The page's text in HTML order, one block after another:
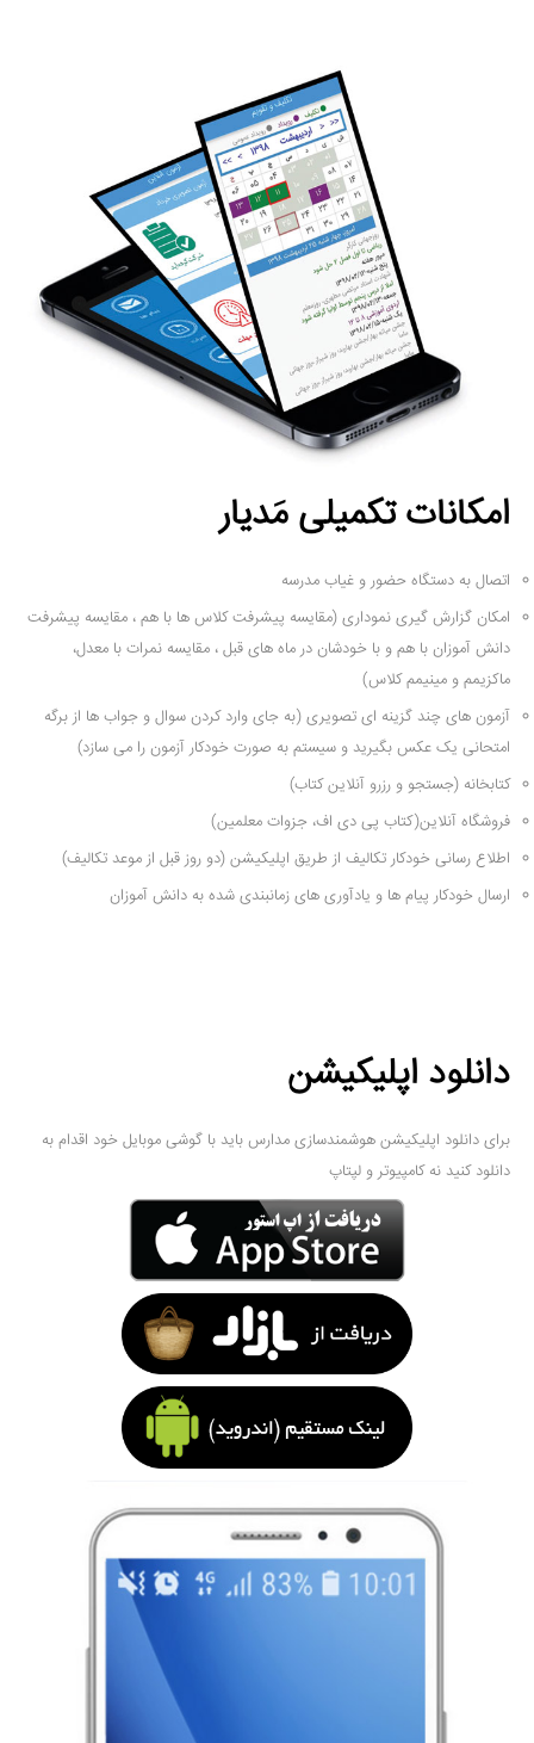
امکانات تکمیلی مَدیار
اتصال به دستگاه حضور و غیاب مدرسه
امکان گزارش گیری نموداری (مقایسه پیشرفت کلاس ها با هم ، مقایسه پیشرفت
دانش آموزان با هم و با خودشان در ماه های قبل ، مقایسه نمرات با معدل،
ماکزیمم و مینیمم کلاس)
آزمون های چند گزینه ای تصویری (به جای وارد کردن سوال و جواب ها از برگه
امتحانی یک عکس بگیرید و سیستم به صورت خودکار آزمون را می سازد)
کتابخانه (جستجو و رزرو آنلاین کتاب)
فروشگاه آنلاین(کتاب پی دی اف، جزوات معلمین)
اطلاع رسانی خودکار تکالیف از طریق اپلیکیشن (دو روز قبل از موعد تکالیف)
ارسال خودکار پیام ها و یادآوری های زمانبندی شده به دانش آموزان
دانلود اپلیکیشن
برای دانلود اپلیکیشن هوشمندسازی مدارس باید با گوشی موبایل خود اقدام به
دانلود کنید نه کامپیوتر و لپتاپ